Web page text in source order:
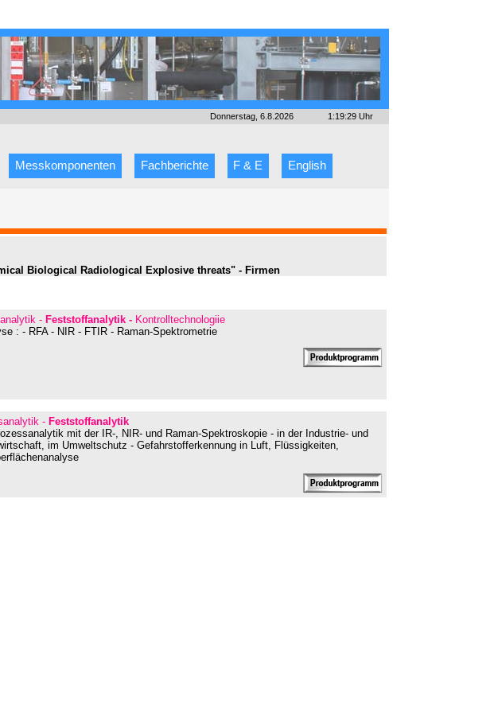
Donnerstag, 6.8.2026 1:19:29 Uhr
Messkomponenten Fachberichte F & E English
Biological Radiological Explosive threats" - Firmen
- Feststoffanalyti k - Kontrolltechnologiie
: - RFA - NIR - FTIR - Raman-Spektrometrie
- Feststoffanalytik
mit der IR-, NIR- und Raman-Spektroskopie - in der Industrie- und
im Umweltschutz - Gefahrstofferkennung in Luft, Flüssigkeiten,